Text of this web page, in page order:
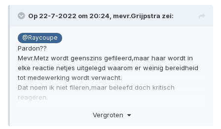
Op 22-7-2022 om 20:24, mevr.Grijpstra zei:
@Raycoupe
Pardon??
Mevr.Metz wordt geenszins gefileerd,maar haar wordt in
elke reactie netjes uitgelegd waarom er weinig bereidheid
tot medewerking wordt verwacht.
Dat noem ik niet fileren,maar beleefd doch kritisch
reageren.
Dat gebeurd niet omdat zij "van de pers is" ,dat gebeurd
Vergroten